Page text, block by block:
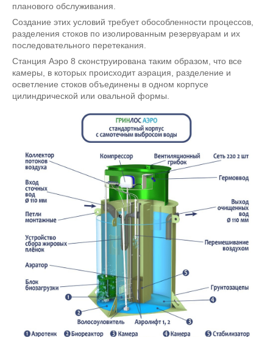
планового обслуживания.
Создание этих условий требует обособленности процессов,
разделения стоков по изолированным резервуарам и их
последовательного перетекания.
Станция Аэро 8 сконструирована таким образом, что все
камеры, в которых происходит аэрация, разделение и
осветление стоков объединены в одном корпусе
цилиндрической или овальной формы.